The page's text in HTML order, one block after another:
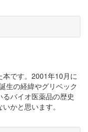
です。2001年10月に
生の経緯やグリベック
バイオ医薬品の歴史
かと思います。